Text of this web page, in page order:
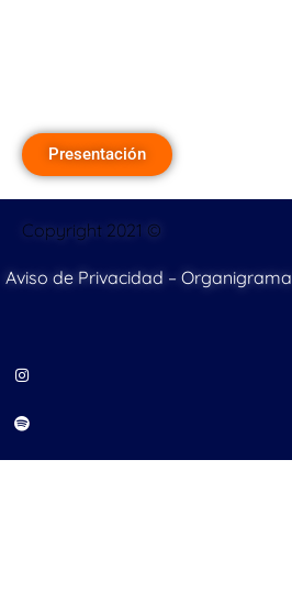
Presentación
Copyright 2021 ©
Aviso de Privacidad – Organigrama